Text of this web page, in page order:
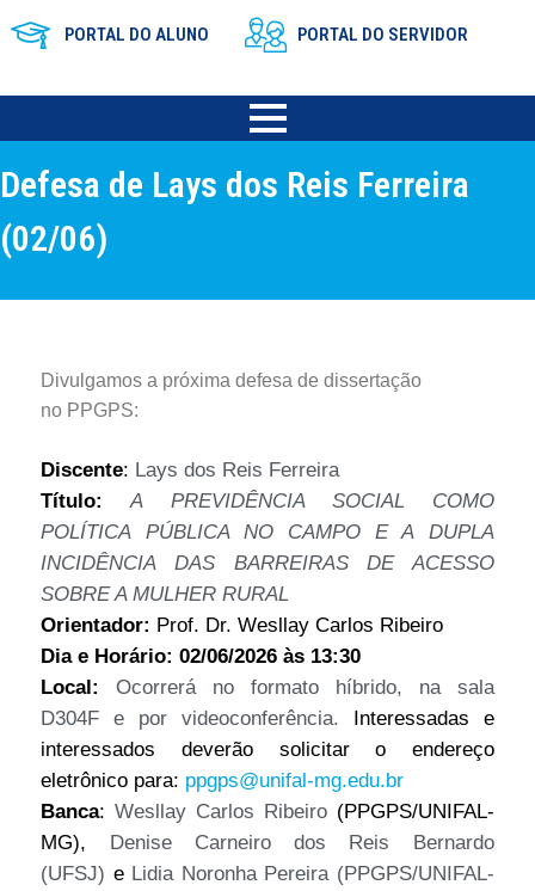
PORTAL DO ALUNO PORTAL DO SERVIDOR
Defesa de Lays dos Reis Ferreira
(02/06)
Divulgamos a próximadefesa de dissertação
no PPGPS:
Discente: Lays dos Reis Ferreira
Título:
A PREVIDÊNCIA SOCIAL COMO
POLÍTICA PÚBLICA NO CAMPO E A DUPLA
INCIDÊNCIA DAS BARREIRAS DE ACESSO
SOBRE A MULHER RURAL
Orientador: Prof. Dr. Wesllay Carlos Ribeiro
Dia e Horário: 02/06/2026 às 13:30
Local:
Ocorrerá no formato híbrido, na sala
D304F e por videoconferência. Interessadas e
interessados deverão solicitar o endereço
eletrônico para: ppgps@unifal-mg.edu.br
Banca: Wesllay Carlos Ribeiro(PPGPS/UNIFAL-
MG), Denise Carneiro dos Reis Bernardo
(UFSJ) e Lidia Noronha Pereira (PPGPS/UNIFAL-